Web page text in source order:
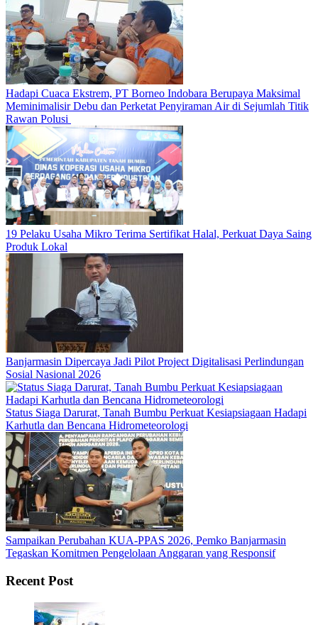
Hadapi Cuaca Ekstrem, PT Borneo Indobara Berupaya Maksimal
Meminimalisir Debu dan Perketat Penyiraman Air di Sejumlah Titik
Rawan Polusi
19 Pelaku Usaha Mikro Terima Sertifikat Halal, Perkuat Daya Saing
Produk Lokal
Banjarmasin Dipercaya Jadi Pilot Project Digitalisasi Perlindungan
Sosial Nasional 2026
Status Siaga Darurat, Tanah Bumbu Perkuat Kesiapsiagaan Hadapi
Karhutla dan Bencana Hidrometeorologi
Sampaikan Perubahan KUA-PPAS 2026, Pemko Banjarmasin
Tegaskan Komitmen Pengelolaan Anggaran yang Responsif
Recent Post